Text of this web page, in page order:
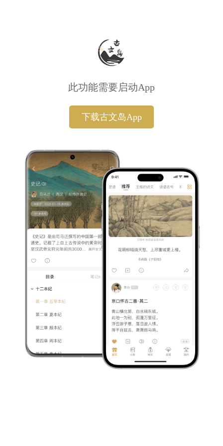
此功能需要启动App
下载古文岛App